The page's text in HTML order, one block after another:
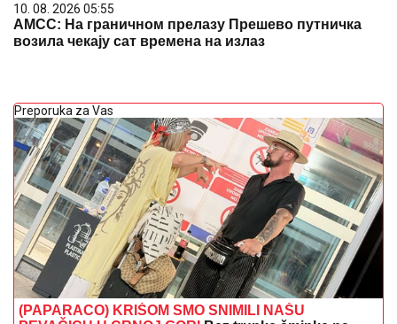
10. 08. 2026 05:55
АМСС: На граничном прелазу Прешево путничка
возила чекају сат времена на излаз
Preporuka za Vas
(PAPARACO) KRIŠOM SMO SNIMILI NAŠU